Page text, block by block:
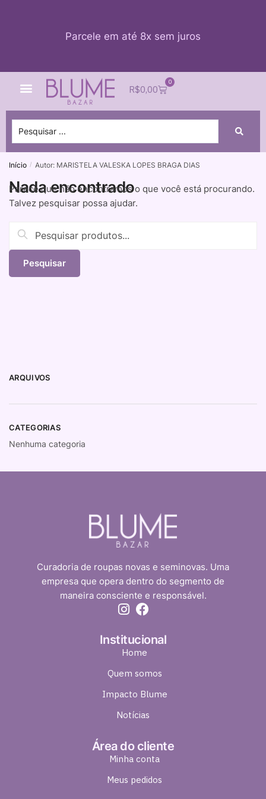
Parcele em até 8x sem juros
R$0,00
0
Início / Autor: MARISTELA VALESKA LOPES BRAGA DIAS
Nada encontrado
Parece que não encontramos o que você está procurando.
Talvez pesquisar possa ajudar.
ARQUIVOS
CATEGORIAS
Nenhuma categoria
Curadoria de roupas novas e seminovas. Uma
empresa que opera dentro do segmento de
maneira consciente e responsável.
Institucional
Home
Quem somos
Impacto Blume
Notícias
Área do cliente
Minha conta
Meus pedidos